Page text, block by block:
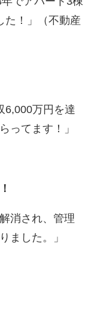
た！」（不動産
6,000万円を達
ってます！」
消され、管理
ました。」